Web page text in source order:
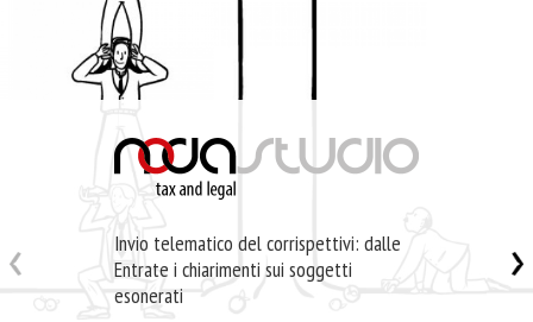
Invio telematico del corrispettivi: dalle
Entrate i chiarimenti sui soggetti
esonerati